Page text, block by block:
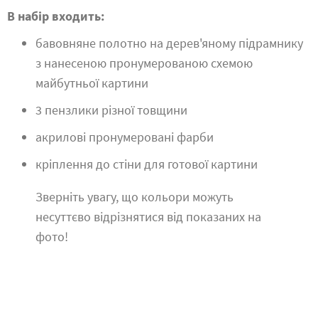
В набір входить:
бавовняне полотно на дерев'яному підрамнику
з нанесеною пронумерованою схемою
майбутньої картини
3 пензлики різної товщини
акрилові пронумеровані фарби
кріплення до стіни для готової картини
Зверніть увагу, що кольори можуть
несуттєво відрізнятися від показаних на
фото!